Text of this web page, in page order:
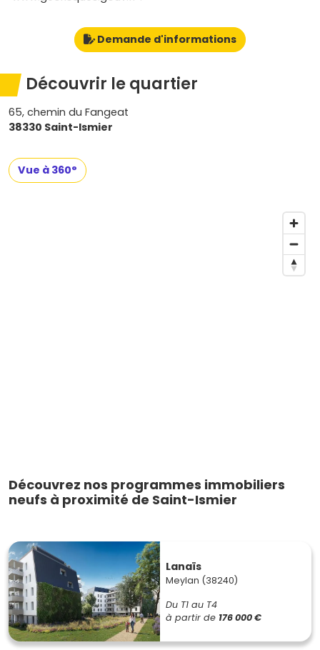
Demande d'informations
Découvrir le quartier
65, chemin du Fangeat
38330 Saint-Ismier
Vue à 360°
Découvrez nos programmes immobiliers
neufs à proximité de Saint-Ismier
Lanaïs
Meylan (38240)
Du T1 au T4
à partir de 176 000 €